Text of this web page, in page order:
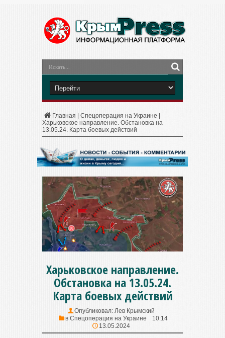
Главная Спецоперация на Украине
Харьковское направление. Обстановка на
13.05.24. Карта боевых действий
Харьковское направление.
Обстановка на 13.05.24.
Карта боевых действий
Опубликовал: Лев Крымский
в Спецоперация на Украине
10:14
13.05.2024